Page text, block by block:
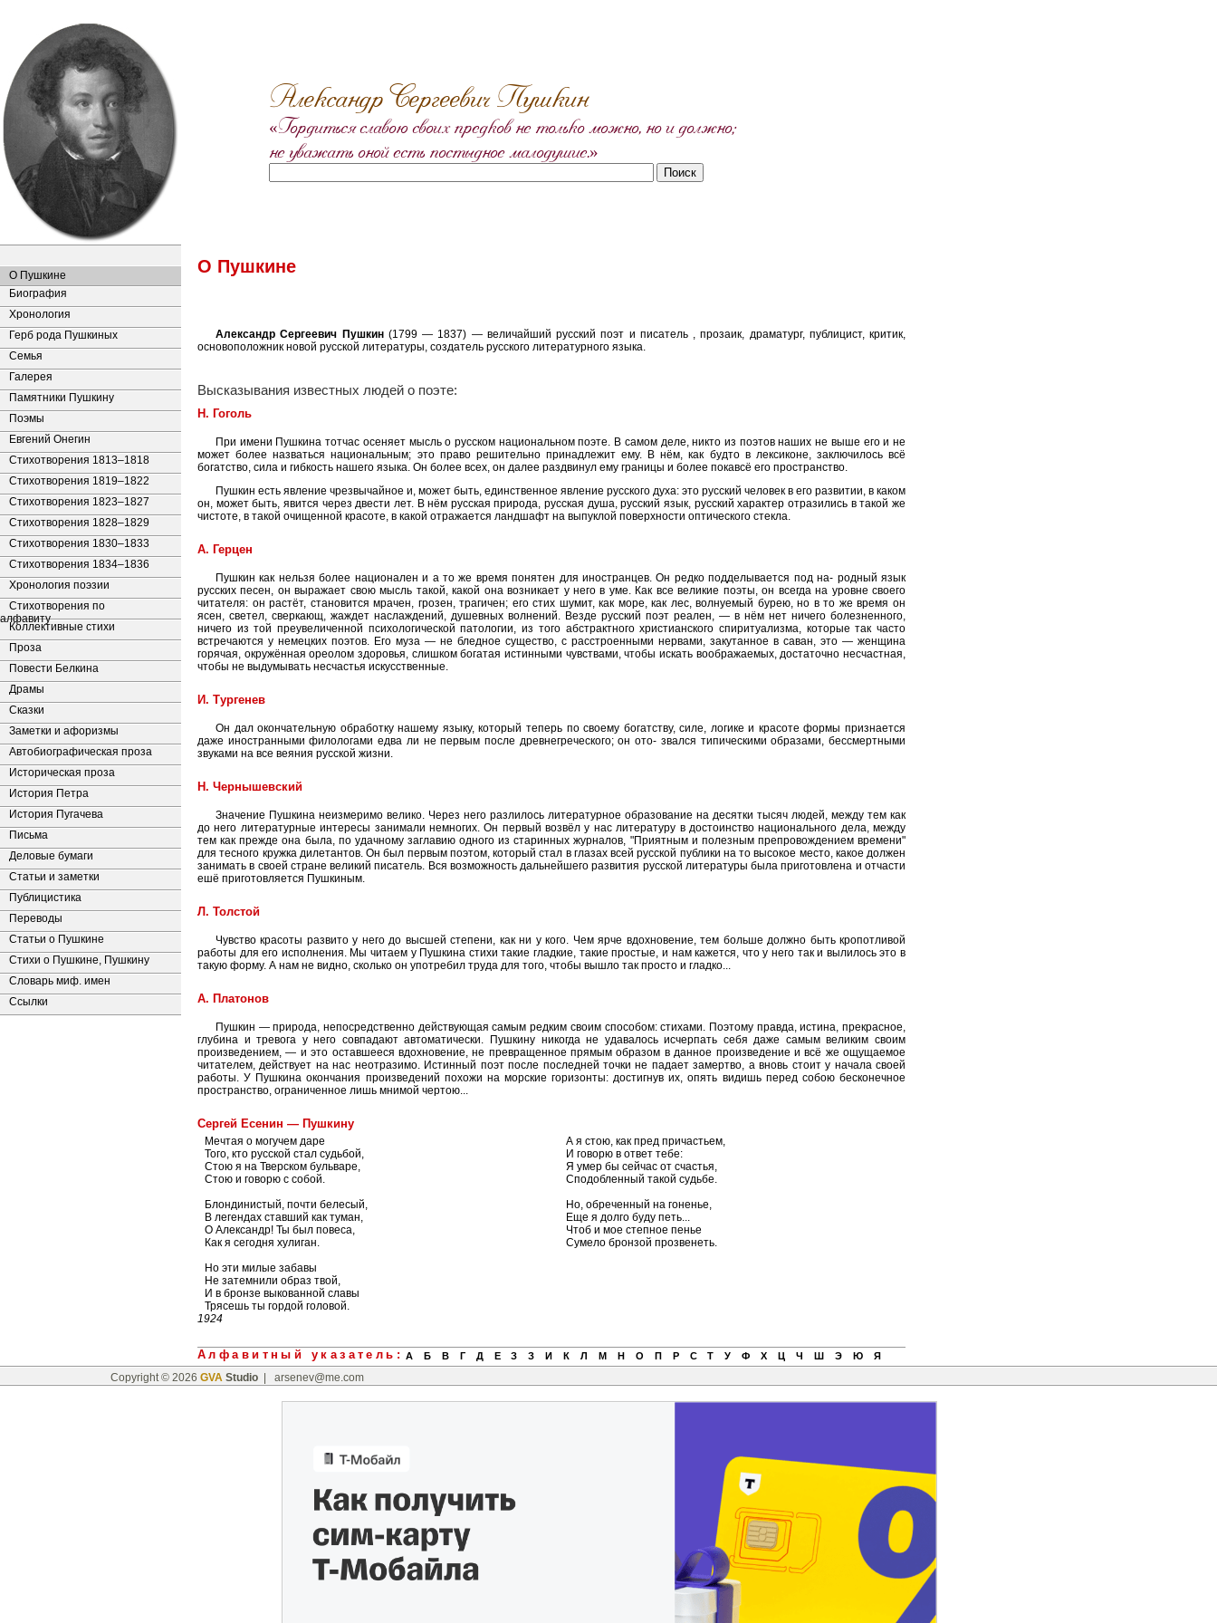
Александр Сергеевич Пушкин
«Гордиться славою своих предков не только можно, но и должно;
не уважать оной есть постыдное малодушие.»
О Пушкине
Биография
Хронология
Герб рода Пушкиных
Семья
Галерея
Памятники Пушкину
Поэмы
Евгений Онегин
Стихотворения 1813–1818
Стихотворения 1819–1822
Стихотворения 1823–1827
Стихотворения 1828–1829
Стихотворения 1830–1833
Стихотворения 1834–1836
Хронология поэзии
Стихотворения по
алфавиту
Коллективные стихи
Проза
Повести Белкина
Драмы
Сказки
Заметки и афоризмы
Автобиографическая проза
Историческая проза
История Петра
История Пугачева
Письма
Деловые бумаги
Статьи и заметки
Публицистика
Переводы
Статьи о Пушкине
Стихи о Пушкине, Пушкину
Словарь миф. имен
Ссылки
О Пушкине
Александр Сергеевич Пушкин(1799 — 1837) — величайший русский поэт и писатель , прозаик, драматург, публицист, критик,
основоположник новой русской литературы, создатель русского литературного языка.
Высказывания известных людей о поэте:
Н. Гоголь
При имени Пушкина тотчас осеняет мысль о русском национальном поэте. В самом деле, никто из поэтов наших не выше его и не
может более назваться национальным; это право решительно принадлежит ему. В нём, как будто в лексиконе, заключилось всё
богатство, сила и гибкость нашего языка. Он более всех, он далее раздвинул ему границы и более покавсё его пространство.
Пушкин есть явление чрезвычайное и, может быть, единственное явление русского духа: это русский человек в его развитии, в каком
он, может быть, явится через двести лет. В нём русская природа, русская душа, русский язык, русский характер отразились в такой же
чистоте, в такой очищенной красоте, в какой отражается ландшафт на выпуклой поверхности оптического стекла.
А. Герцен
Пушкин как нельзя более национален и а то же время понятен для иностранцев. Он редко подделывается под на- родный язык
русских песен, он выражает свою мысль такой, какой она возникает у него в уме. Как все великие поэты, он всегда на уровне своего
читателя: он растёт, становится мрачен, грозен, трагичен; его стих шумит, как море, как лес, волнуемый бурею, но в то же время он
ясен, светел, сверкающ, жаждет наслаждений, душевных волнений. Везде русский поэт реален, — в нём нет ничего болезненного,
ничего из той преувеличенной психологической патологии, из того абстрактного христианского спиритуализма, которые так часто
встречаются у немецких поэтов. Его муза — не бледное существо, с расстроенными нервами, закутанное в саван, это — женщина
горячая, окружённая ореолом здоровья, слишком богатая истинными чувствами, чтобы искать воображаемых, достаточно несчастная,
чтобы не выдумывать несчастья искусственные.
И. Тургенев
Он дал окончательную обработку нашему языку, который теперь по своему богатству, силе, логике и красоте формы признается
даже иностранными филологами едва ли не первым после древнегреческого; он ото- звался типическими образами, бессмертными
звуками на все веяния русской жизни.
Н. Чернышевский
Значение Пушкина неизмеримо велико. Через него разлилось литературное образование на десятки тысяч людей, между тем как
до него литературные интересы занимали немногих. Он первый возвёл у нас литературу в достоинство национального дела, между
тем как прежде она была, по удачному заглавию одного из старинных журналов, "Приятным и полезным препровождением времени"
для тесного кружка дилетантов. Он был первым поэтом, который стал в глазах всей русской публики на то высокое место, какое должен
занимать в своей стране великий писатель. Вся возможность дальнейшего развития русской литературы была приготовлена и отчасти
ешё приготовляется Пушкиным.
Л. Толстой
Чувство красоты развито у него до высшей степени, как ни у кого. Чем ярче вдохновение, тем больше должно быть кропотливой
работы для его исполнения. Мы читаем у Пушкина стихи такие гладкие, такие простые, и нам кажется, что у него так и вылилось это в
такую форму. А нам не видно, сколько он употребил труда для того, чтобы вышло так просто и гладко...
А. Платонов
Пушкин — природа, непосредственно действующая самым редким своим способом: стихами. Поэтому правда, истина, прекрасное,
глубина и тревога у него совпадают автоматически. Пушкину никогда не удавалось исчерпать себя даже самым великим своим
произведением, — и это оставшееся вдохновение, не превращенное прямым образом в данное произведение и всё же ощущаемое
читателем, действует на нас неотразимо. Истинный поэт после последней точки не падает замертво, а вновь стоит у начала своей
работы. У Пушкина окончания произведений похожи на морские горизонты: достигнув их, опять видишь перед собою бесконечное
пространство, ограниченное лишь мнимой чертою...
Сергей Есенин — Пушкину
Мечтая о могучем даре
Того, кто русской стал судьбой,
Стою я на Тверском бульваре,
Стою и говорю с собой.
Блондинистый, почти белесый,
В легендах ставший как туман,
О Александр! Ты был повеса,
Как я сегодня хулиган.
Но эти милые забавы
Не затемнили образ твой,
И в бронзе выкованной славы
Трясешь ты гордой головой.
А я стою, как пред причастьем,
И говорю в ответ тебе:
Я умер бы сейчас от счастья,
Сподобленный такой судьбе.
Но, обреченный на гоненье,
Еще я долго буду петь...
Чтоб и мое степное пенье
Сумело бронзой прозвенеть.
1924
Алфавитный указатель : А Б В Г Д Е З З И К Л М Н О П Р С Т У Ф Х Ц Ч Ш Э Ю Я
Copyright © 2026 GVA Studio arsenev@me.com